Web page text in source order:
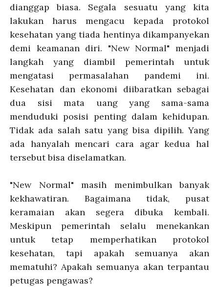
dianggap biasa. Segala sesuatu yang kita
lakukan harus mengacu kepada protokol
kesehatan yang tiada hentinya dikampanyekan
demi keamanan diri. "New Normal" menjadi
langkah yang diambil pemerintah untuk
mengatasi permasalahan pandemi ini.
Kesehatan dan ekonomi diibaratkan sebagai
dua sisi mata uang yang sama-sama
menduduki posisi penting dalam kehidupan.
Tidak ada salah satu yang bisa dipilih. Yang
ada hanyalah mencari cara agar kedua hal
tersebut bisa diselamatkan.
"New Normal" masih menimbulkan banyak
kekhawatiran. Bagaimana tidak, pusat
keramaian akan segera dibuka kembali.
Meskipun pemerintah selalu menekankan
untuk tetap memperhatikan protokol
kesehatan, tapi apakah semuanya akan
mematuhi? Apakah semuanya akan terpantau
petugas pengawas?